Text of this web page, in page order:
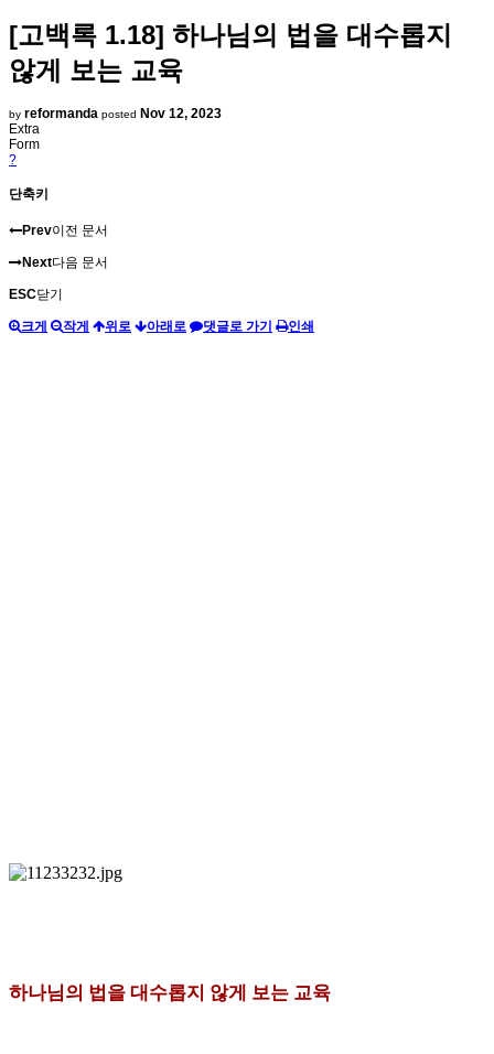
[고백록 1.18] 하나님의 법을 대수롭지
않게 보는 교육
by reformanda posted Nov 12, 2023
Extra
Form
?
단축키
Prev이전 문서
Next다음 문서
ESC닫기
크게 작게 위로 아래로 댓글로 가기 인쇄
하나님의 법을 대수롭지 않게 보는 교육